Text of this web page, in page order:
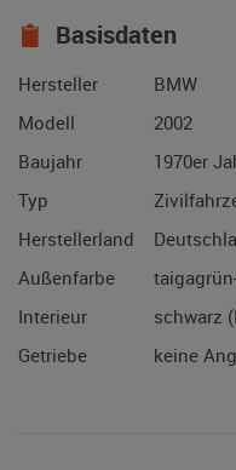
Basisdaten
Hersteller
BMW
Modell
2002
Baujahr
1970er
Typ
Herstellerland
Außenfarbe
Interieur
schwarz
Getriebe
keine